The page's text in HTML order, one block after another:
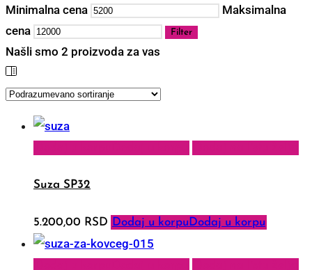
Minimalna cena
Maksimalna
cena
Filter
Našli smo 2 proizvoda za vas
Suza SP32
5.200,00 RSD Dodaj u korpu Dodaj u korpu